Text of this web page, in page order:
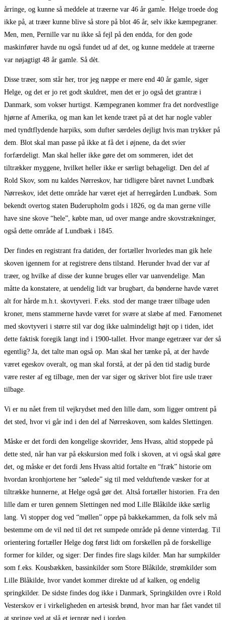
årringe, og kunne så meddele at træerne var 46 år gamle. Helge troede dog
ikke på, at træer kunne blive så store på blot 46 år, selv ikke kæmpegraner.
Men, men, Pernille var nu ikke så fejl på den endda, for den gode
maskinfører havde nu også fundet ud af det, og kunne meddele at træerne
var nøjagtigt 48 år gamle. Så dèt.
Disse træer, som står her, tror jeg næppe er mere end 40 år gamle, siger
Helge, og det er jo ret godt skuldret, men det er jo også det grantræ i
Danmark, som vokser hurtigst. Kæmpegranen kommer fra det nordvestlige
hjørne af Amerika, og man kan let kende træet på at det har nogle vabler
med tyndtflydende harpiks, som dufter særdeles dejligt hvis man trykker på
dem. Blot skal man passe på ikke at få det i øjnene, da det svier
forfærdeligt. Man skal heller ikke gøre det om sommeren, idet det
tiltrækker myggene, hvilket heller ikke er særligt behageligt. Den del af
Rold Skov, som nu kaldes Nørreskov, har tidligere båret navnet Lundbæk
Nørreskov, idet dette område har været ejet af herregården Lundbæk. Som
bekendt overtog staten Buderupholm gods i 1826, og da man gerne ville
have sine skove “hele”, købte man, ud over mange andre skovstrækninger,
også dette område af Lundbæk i 1845.
Der findes en registrant fra datiden, der fortæller hvorledes man gik hele
skoven igennem for at registrere dens tilstand. Herunder hvad der var af
træer, og hvilke af disse der kunne bruges eller var uanvendelige. Man
måtte da konstatere, at uendelig lidt var brugbart, da bønderne havde været
alt for hårde m.h.t. skovtyveri. F.eks. stod der mange træer tilbage uden
kroner, mens stammerne havde været for svære at slæbe af med. Fænomenet
med skovtyveri i større stil var dog ikke ualmindeligt højt op i tiden, idet
dette faktisk foregik langt ind i 1900-tallet. Hvor mange egetræer var der så
egentlig? Ja, det talte man også op. Man skal her tænke på, at der havde
været egeskov overalt, og man skal forstå, at der på den tid stadig burde
være rester af eg tilbage, men der var siger og skriver blot fire usle træer
tilbage.
Vi er nu nået frem til vejkrydset med den lille dam, som ligger omtrent på
det sted, hvor vi går ind i den del af Nørreskoven, som kaldes Slettingen.
Måske er det fordi den kongelige skovrider, Jens Hvass, altid stoppede på
dette sted, når han var på ekskursion med folk i skoven, at vi også skal gøre
det, og måske er det fordi Jens Hvass altid fortalte en “fræk” historie om
hvordan kronhjortene her “sølede” sig til med velduftende væsker for at
tiltrække hunnerne, at Helge også gør det. Altså fortæller historien. Fra den
lille dam er turen gennem Slettingen ned mod Lille Blåkilde ikke særlig
lang. Vi stopper dog ved “møllen” oppe på bakkekammen, da folk selv må
bestemme om de vil ned til det ret sumpede område på denne vinterdag. Til
orientering fortæller Helge dog først lidt om forskellen på de forskellige
former for kilder, og siger: Der findes fire slags kilder. Man har sumpkilder
som f.eks. Kousbækken, bassinkilder som Store Blåkilde, strømkilder som
Lille Blåkilde, hvor vandet kommer direkte ud af kalken, og endelig
springkilder. De sidste findes dog ikke i Danmark, Springkilden ovre i Rold
Vesterskov er i virkeligheden en artesisk brønd, hvor man har fået vandet til
at springe ved at slå et jernrør ned i jorden.